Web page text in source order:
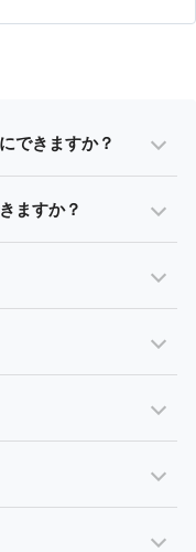
できますか？
ますか？